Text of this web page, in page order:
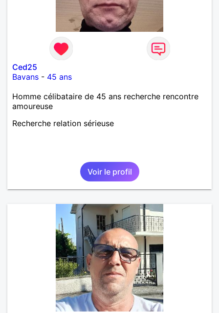
Ced25
Bavans - 45 ans
Homme célibataire de 45 ans recherche rencontre
amoureuse
Recherche relation sérieuse
Voir le profil